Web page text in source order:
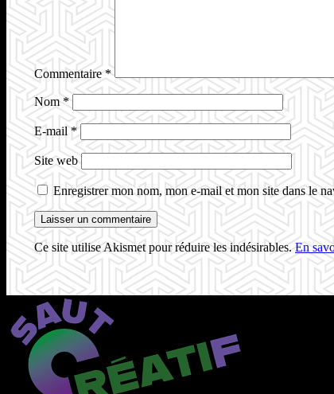
Commentaire*
Nom*
E-mail*
Site web
Enregistrer mon nom, mon e-mail et mon site dans le
Ce site utilise Akismet pour réduire les indésirables.En